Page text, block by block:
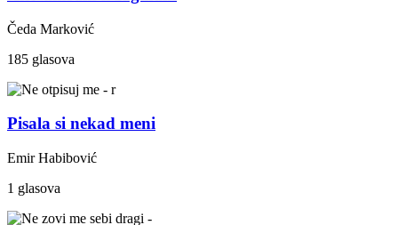
Čeda Marković
185 glasova
Pisala si nekad meni
Emir Habibović
1 glasova